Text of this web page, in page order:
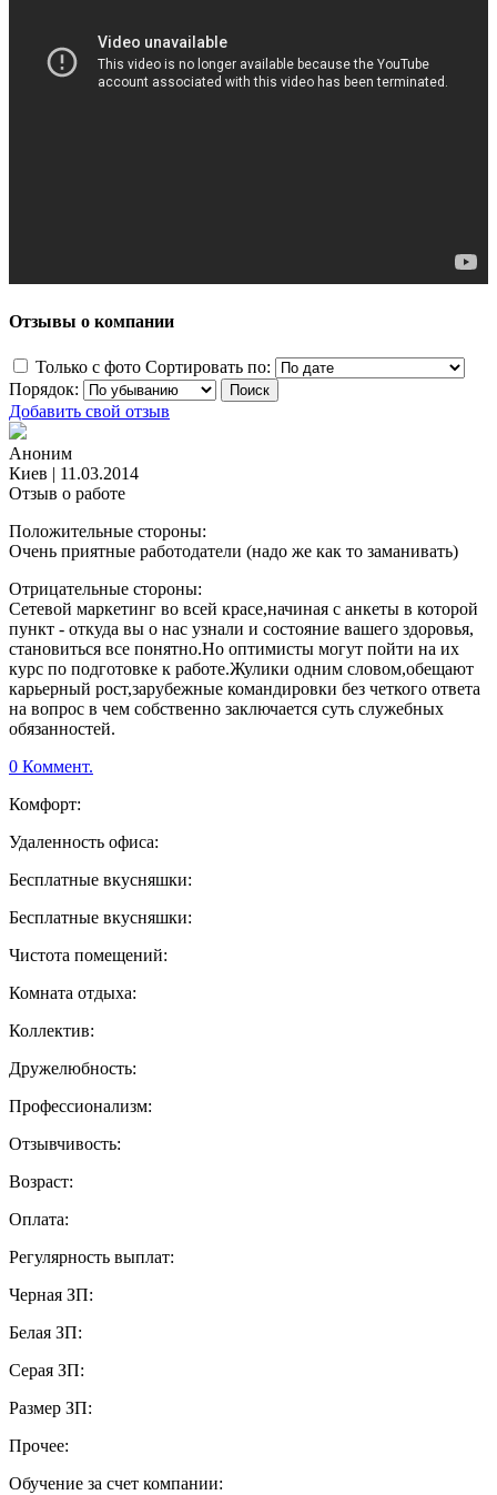
Отзывы о компании
Только с фото Сортировать по:
Порядок:
Добавить свой отзыв
Аноним
Киев | 11.03.2014
Отзыв о работе
Положительные стороны:
Очень приятные работодатели (надо же как то заманивать)
Отрицательные стороны:
Сетевой маркетинг во всей красе,начиная с анкеты в которой
пункт - откуда вы о нас узнали и состояние вашего здоровья,
становиться все понятно.Но оптимисты могут пойти на их
курс по подготовке к работе.Жулики одним словом,обещают
карьерный рост,зарубежные командировки без четкого ответа
на вопрос в чем собственно заключается суть служебных
обязанностей.
0 Коммент.
Комфорт:
Удаленность офиса:
Бесплатные вкусняшки:
Бесплатные вкусняшки:
Чистота помещений:
Комната отдыха:
Коллектив:
Дружелюбность:
Профессионализм:
Отзывчивость:
Возраст:
Оплата:
Регулярность выплат:
Черная ЗП:
Белая ЗП:
Серая ЗП:
Размер ЗП:
Прочее:
Обучение за счет компании: